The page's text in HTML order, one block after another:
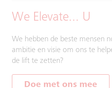
We Elevate... U
We hebben de beste mensen
ambitie en visie om ons te
de lift te zetten?
Doe met ons mee